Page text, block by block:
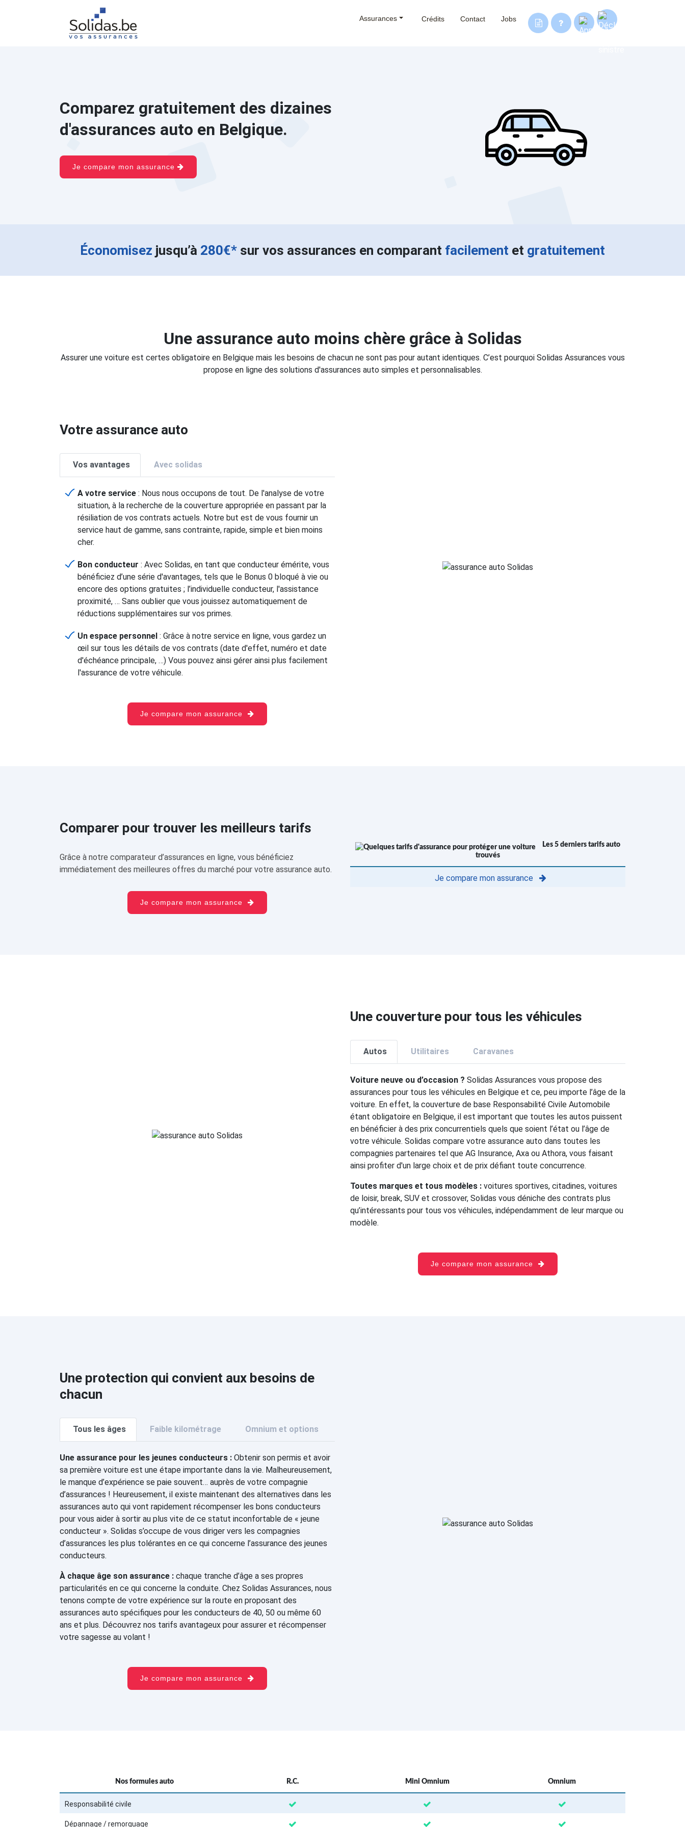
Assurances Crédits Contact Jobs
Comparez gratuitement des dizaines
d'assurances auto en Belgique.
Je compare mon assurance
Économisez jusqu’à 280€* sur vos assurances en comparant facilement et gratuitement
Une assurance auto moins chère grâce à Solidas
Assurer une voiture est certes obligatoire en Belgique mais les besoins de chacun ne sont pas pour autant identiques. C’est pourquoi Solidas Assurances vous
propose en ligne des solutions d'assurances auto simples et personnalisables.
Votre assurance auto
Vos avantages Avec solidas
A votre service : Nous nous occupons de tout. De l'analyse de votre
situation, à la recherche de la couverture appropriée en passant par la
résiliation de vos contrats actuels. Notre but est de vous fournir un
service haut de gamme, sans contrainte, rapide, simple et bien moins
cher.
Bon conducteur : Avec Solidas, en tant que conducteur émérite, vous
bénéficiez d’une série d'avantages, tels que le Bonus 0 bloqué à vie ou
encore des options gratuites ; l’individuelle conducteur, l'assistance
proximité, … Sans oublier que vous jouissez automatiquement de
réductions supplémentaires sur vos primes.
Un espace personnel : Grâce à notre service en ligne, vous gardez un
œil sur tous les détails de vos contrats (date d'effet, numéro et date
d'échéance principale, …) Vous pouvez ainsi gérer ainsi plus facilement
l'assurance de votre véhicule.
Je compare mon assurance
Comparer pour trouver les meilleurs tarifs
Grâce à notre comparateur d’assurances en ligne, vous bénéficiez
immédiatement des meilleures offres du marché pour votre assurance auto.
Je compare mon assurance
Les 5 derniers tarifs auto
trouvés
Je compare mon assurance
Une couverture pour tous les véhicules
Autos Utilitaires Caravanes
Voiture neuve ou d’occasion ? Solidas Assurances vous propose des
assurances pour tous les véhicules en Belgique et ce, peu importe l’âge de la
voiture. En effet, la couverture de base Responsabilité Civile Automobile
étant obligatoire en Belgique, il est important que toutes les autos puissent
en bénéficier à des prix concurrentiels quels que soient l’état ou l’âge de
votre véhicule. Solidas compare votre assurance auto dans toutes les
compagnies partenaires tel que AG Insurance, Axa ou Athora, vous faisant
ainsi profiter d'un large choix et de prix défiant toute concurrence.
Toutes marques et tous modèles : voitures sportives, citadines, voitures
de loisir, break, SUV et crossover, Solidas vous déniche des contrats plus
qu’intéressants pour tous vos véhicules, indépendamment de leur marque ou
modèle.
Je compare mon assurance
Une protection qui convient aux besoins de
chacun
Tous les âges Faible kilométrage Omnium et options
Une assurance pour les jeunes conducteurs : Obtenir son permis et avoir
sa première voiture est une étape importante dans la vie. Malheureusement,
le manque d’expérience se paie souvent… auprès de votre compagnie
d’assurances ! Heureusement, il existe maintenant des alternatives dans les
assurances auto qui vont rapidement récompenser les bons conducteurs
pour vous aider à sortir au plus vite de ce statut inconfortable de « jeune
conducteur ». Solidas s’occupe de vous diriger vers les compagnies
d’assurances les plus tolérantes en ce qui concerne l’assurance des jeunes
conducteurs.
À chaque âge son assurance : chaque tranche d’âge a ses propres
particularités en ce qui concerne la conduite. Chez Solidas Assurances, nous
tenons compte de votre expérience sur la route en proposant des
assurances auto spécifiques pour les conducteurs de 40, 50 ou même 60
ans et plus. Découvrez nos tarifs avantageux pour assurer et récompenser
votre sagesse au volant !
Je compare mon assurance
Nos formules auto R.C. Mini Omnium Omnium
Responsabilité civile
Dépannage / remorquage